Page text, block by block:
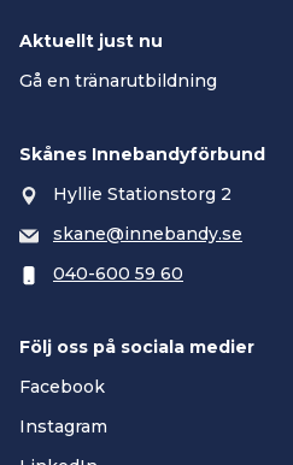
Aktuellt just nu
Gå en tränarutbildning
Skånes Innebandyförbund
Hyllie Stationstorg 2
skane@innebandy.se
040-600 59 60
Följ oss på sociala medier
Facebook
Instagram